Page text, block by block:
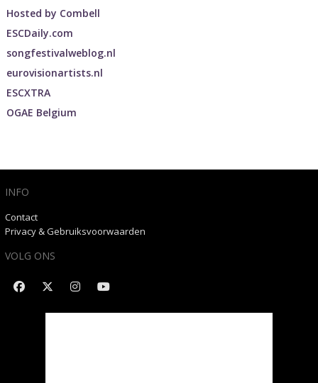
Hosted by Combell
ESCDaily.com
songfestivalweblog.nl
eurovisionartists.nl
ESCXTRA
OGAE Belgium
INFO
Contact
Privacy & Gebruiksvoorwaarden
VOLG ONS